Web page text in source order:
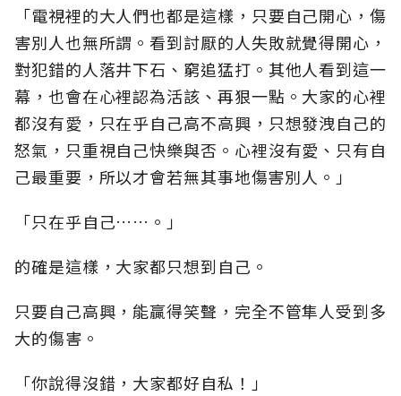
「電視裡的大人們也都是這樣，只要自己開心，傷
害別人也無所謂。看到討厭的人失敗就覺得開心，
對犯錯的人落井下石、窮追猛打。其他人看到這一
幕，也會在心裡認為活該、再狠一點。大家的心裡
都沒有愛，只在乎自己高不高興，只想發洩自己的
怒氣，只重視自己快樂與否。心裡沒有愛、只有自
己最重要，所以才會若無其事地傷害別人。」
「只在乎自己……。」
的確是這樣，大家都只想到自己。
只要自己高興，能贏得笑聲，完全不管隼人受到多
大的傷害。
「你說得沒錯，大家都好自私！」